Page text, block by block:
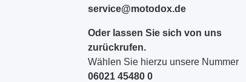
service@motodox.de
Oder lassen Sie sich von uns
zurückrufen.
Wählen Sie hierzu unsere Nummer
06021 45480 0